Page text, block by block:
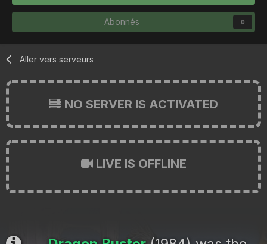
Abonnés 0
Aller vers serveurs
NO SERVER IS ACTIVATED
LIVE IS OFFLINE